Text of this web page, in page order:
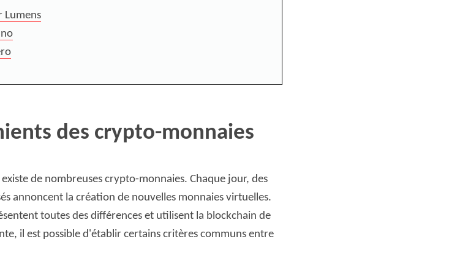
Lumens
des crypto-monnaies
de nombreuses crypto-monnaies. Chaque jour, des
annoncent la création de nouvelles monnaies virtuelles.
toutes des différences et utilisent la blockchain de
il est possible d'établir certains critères communs entre